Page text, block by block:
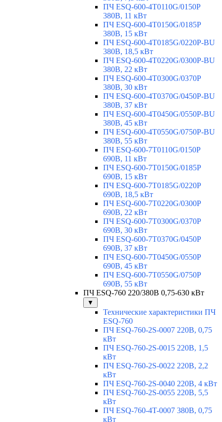
ПЧ ESQ-600-4T0110G/0150P
380В, 11 кВт
ПЧ ESQ-600-4T0150G/0185P
380В, 15 кВт
ПЧ ESQ-600-4T0185G/0220P-BU
380В, 18,5 кВт
ПЧ ESQ-600-4T0220G/0300P-BU
380В, 22 кВт
ПЧ ESQ-600-4T0300G/0370P
380В, 30 кВт
ПЧ ESQ-600-4T0370G/0450P-BU
380В, 37 кВт
ПЧ ESQ-600-4T0450G/0550P-BU
380В, 45 кВт
ПЧ ESQ-600-4T0550G/0750P-BU
380В, 55 кВт
ПЧ ESQ-600-7T0110G/0150P
690В, 11 кВт
ПЧ ESQ-600-7T0150G/0185P
690В, 15 кВт
ПЧ ESQ-600-7T0185G/0220P
690В, 18,5 кВт
ПЧ ESQ-600-7T0220G/0300P
690В, 22 кВт
ПЧ ESQ-600-7T0300G/0370P
690В, 30 кВт
ПЧ ESQ-600-7T0370G/0450P
690В, 37 кВт
ПЧ ESQ-600-7T0450G/0550P
690В, 45 кВт
ПЧ ESQ-600-7T0550G/0750P
690В, 55 кВт
ПЧ ESQ-760 220/380В 0,75-630 кВт
▼
Технические характеристики ПЧ
ESQ-760
ПЧ ESQ-760-2S-0007 220В, 0,75
кВт
ПЧ ESQ-760-2S-0015 220В, 1,5
кВт
ПЧ ESQ-760-2S-0022 220В, 2,2
кВт
ПЧ ESQ-760-2S-0040 220В, 4 кВт
ПЧ ESQ-760-2S-0055 220В, 5,5
кВт
ПЧ ESQ-760-4T-0007 380В, 0,75
кВт